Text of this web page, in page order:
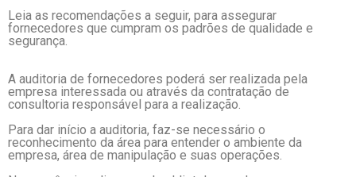
Leia as recomendações a seguir, para assegurar
fornecedores que cumpram os padrões de qualidade e
segurança.
A auditoria de fornecedores poderá ser realizada pela
empresa interessada ou através da contratação de
consultoria responsável para a realização.
Para dar início a auditoria, faz-se necessário o
reconhecimento da área para entender o ambiente da
empresa, área de manipulação e suas operações.